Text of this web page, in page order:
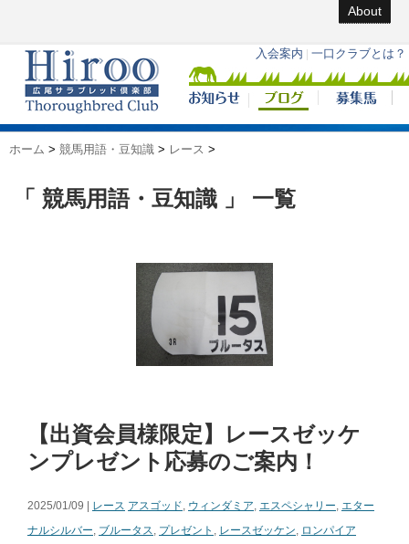
About
ホーム > 競馬用語・豆知識 > レース >
「 競馬用語・豆知識 」 一覧
【出資会員様限定】レースゼッケ
ンプレゼント応募のご案内！
2025/01/09 | レース アスゴッド ウィンダミア エスペシャリー エター
ナルシルバー ブルータス プレゼント レースゼッケン ロンパイア